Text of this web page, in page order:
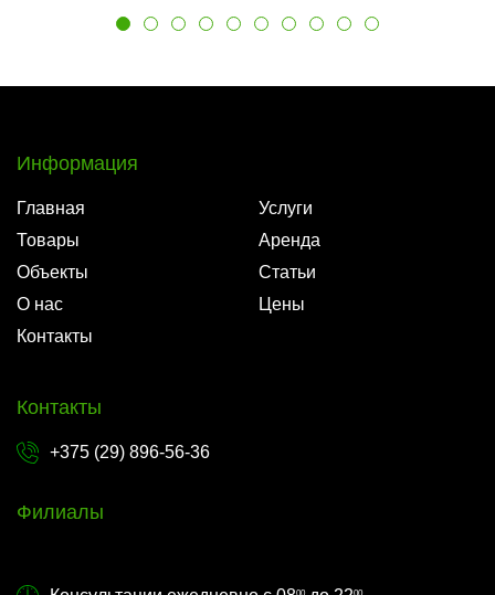
Информация
Главная
Услуги
Товары
Аренда
Объекты
Статьи
О нас
Цены
Контакты
Контакты
+375 (29) 896-56-36
Филиалы